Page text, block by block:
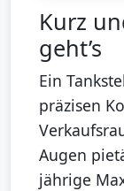
Kurz
geht’s
Ein
präzisen
Augen
jährige